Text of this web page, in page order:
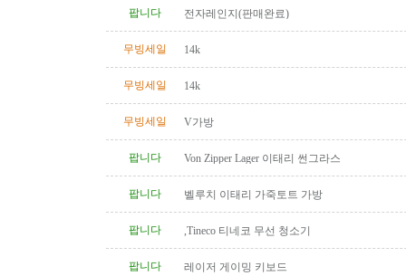
팝니다 전자레인지(판매완료)
무빙세일 14k
무빙세일 14k
무빙세일 V가방
팝니다 Von Zipper Lager 이태리 썬그라스
팝니다 벨루치 이태리 가죽토트 가방
팝니다 ,Tineco 티네코 무선 청소기
팝니다 레이저 게이밍 키보드